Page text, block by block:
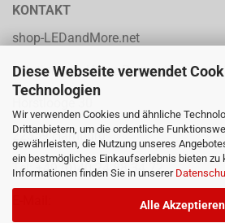
Diese Webseite verwendet
Technologien
Wir verwenden Cookies und ähnliche
Drittanbietern, um die ordentliche
gewährleisten, die Nutzung unseres
ein bestmögliches Einkaufserlebnis bieten zu
Informationen finden Sie in unserer
Alle Akzeptieren
KONTAKT
shop-LEDandMore.net
solution p.p. Heinz Parpard
Horstlooge 30
22359 Hamburg
Tel: +49 (0)40-24 88 34 72